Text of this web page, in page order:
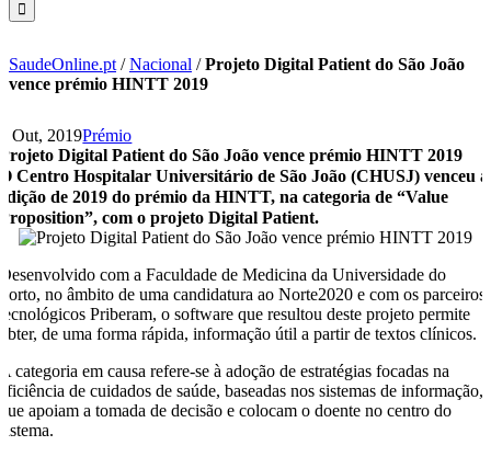
SaudeOnline.pt /Nacional /Projeto Digital Patient do São João
vence prémio HINTT 2019
9 Out, 2019Prémio
Projeto Digital Patient do São João vence prémio HINTT 2019
O Centro Hospitalar Universitário de São João (CHUSJ) venceu a
edição de 2019 do prémio da HINTT, na categoria de “Value
Proposition”, com o projeto Digital Patient.
Desenvolvido com a Faculdade de Medicina da Universidade do
Porto, no âmbito de uma candidatura ao Norte2020 e com os parceiros
tecnológicos Priberam, o software que resultou deste projeto permite
obter, de uma forma rápida, informação útil a partir de textos clínicos.
A categoria em causa refere-se à adoção de estratégias focadas na
eficiência de cuidados de saúde, baseadas nos sistemas de informação,
que apoiam a tomada de decisão e colocam o doente no centro do
sistema.